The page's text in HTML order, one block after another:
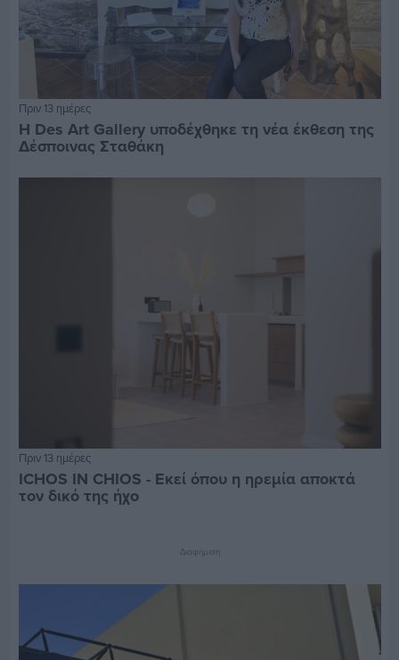
Πριν 13 ημέρες
Η Des Art Gallery υποδέχθηκε τη νέα έκθεση της
Δέσποινας Σταθάκη
Πριν 13 ημέρες
ICHOS IN CHIOS - Εκεί όπου η ηρεμία αποκτά
τον δικό της ήχο
Διαφήμιση